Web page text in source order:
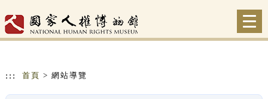
::: 首頁 > 網站導覽